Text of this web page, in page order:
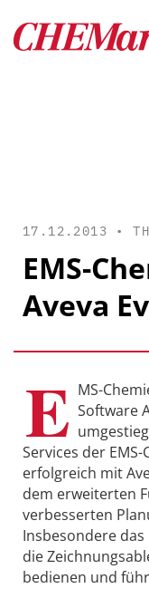
17.12.2013 •
EMS-
Aveva
E MS-
Software
Services der
erfolgreich mit
dem erweiterten
verbesserten
Insbesondere
die
bedienen und